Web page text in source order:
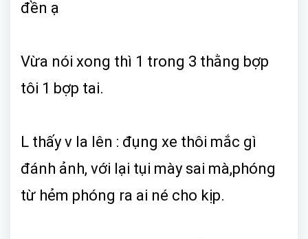
đền ạ
Vừa nói xong thì 1 trong 3 thằng bợp
tôi 1 bợp tai.
L thấy v la lên : đụng xe thôi mắc gì
đánh ảnh, với lại tụi mày sai mà,phóng
từ hẻm phóng ra ai né cho kịp.